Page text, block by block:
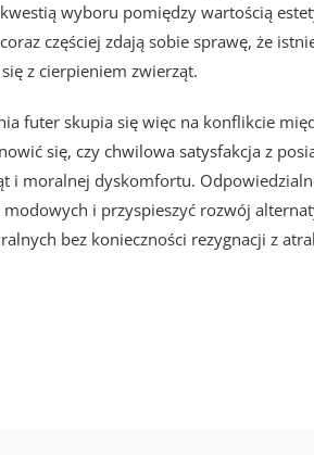
wyboru pomiędzy wartością
częściej zdają sobie sprawę, że
z cierpieniem zwierząt.
futer skupia się więc na konflikcie
się, czy chwilowa satysfakcja z
i moralnej dyskomfortu.
i przyspieszyć rozwój
bez konieczności rezygnacji z